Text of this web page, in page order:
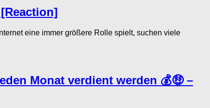
eine immer größere Rolle spielt, suchen viele
Monat verdient werden 💰🤑 –